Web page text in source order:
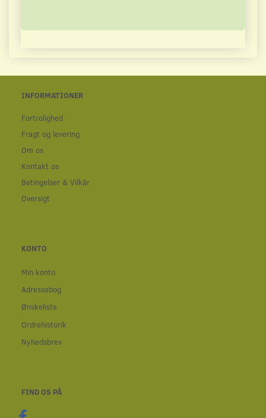
INFORMATIONER
Fortrolighed
Fragt og levering
Om os
Kontakt os
Betingelser & Vilkår
Oversigt
KONTO
Min konto
Adressebog
Ønskeliste
Ordrehistorik
Nyhedsbrev
FIND OS PÅ